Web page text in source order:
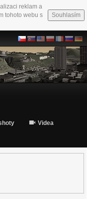
reklam a
tohoto webu s
Souhlasím
Videa